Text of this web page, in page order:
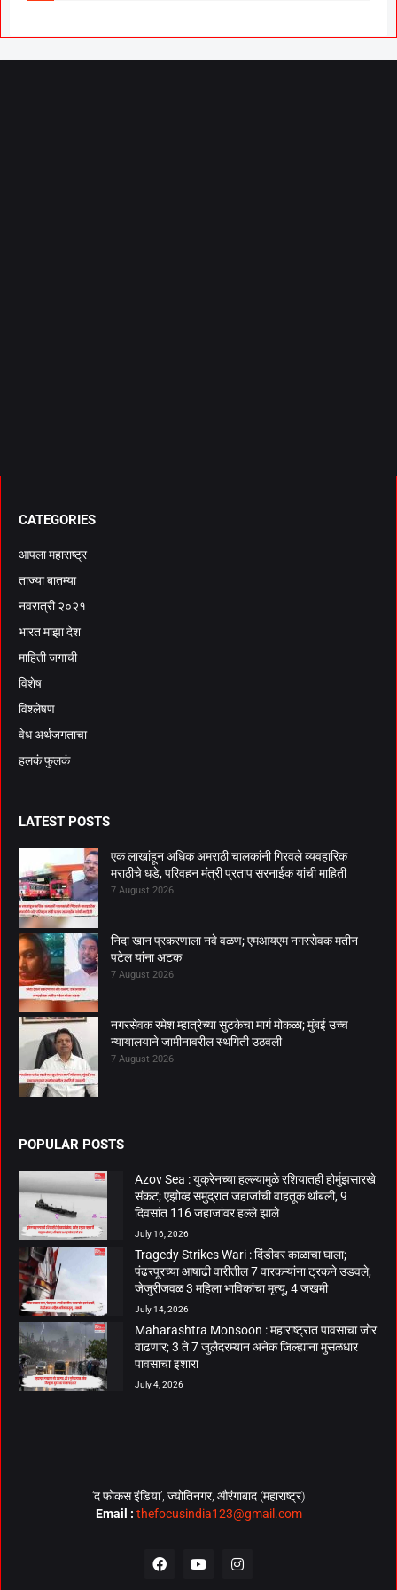
CATEGORIES
आपला महाराष्ट्र
ताज्या बातम्या
नवरात्री २०२१
भारत माझा देश
माहिती जगाची
विशेष
विश्लेषण
वेध अर्थजगताचा
हलकं फुलकं
LATEST POSTS
एक लाखांहून अधिक अमराठी चालकांनी गिरवले व्यवहारिक
मराठीचे धडे, परिवहन मंत्री प्रताप सरनाईक यांची माहिती
7 August 2026
निदा खान प्रकरणाला नवे वळण; एमआयएम नगरसेवक मतीन
पटेल यांना अटक
7 August 2026
नगरसेवक रमेश म्हात्रेच्या सुटकेचा मार्ग मोकळा; मुंबई उच्च
न्यायालयाने जामीनावरील स्थगिती उठवली
7 August 2026
POPULAR POSTS
Azov Sea : युक्रेनच्या हल्ल्यामुळे रशियातही होर्मुझसारखे
संकट; एझोव्ह समुद्रात जहाजांची वाहतूक थांबली, 9
दिवसांत 116 जहाजांवर हल्ले झाले
July 16, 2026
Tragedy Strikes Wari : दिंडीवर काळाचा घाला;
पंढरपूरच्या आषाढी वारीतील 7 वारकऱ्यांना ट्रकने उडवले,
जेजुरीजवळ 3 महिला भाविकांचा मृत्यू, 4 जखमी
July 14, 2026
Maharashtra Monsoon : महाराष्ट्रात पावसाचा जोर
वाढणार; 3 ते 7 जुलैदरम्यान अनेक जिल्ह्यांना मुसळधार
पावसाचा इशारा
July 4, 2026
‘द फोकस इंडिया’, ज्योतिनगर, औरंगाबाद (महाराष्ट्र)
Email : thefocusindia123@gmail.com